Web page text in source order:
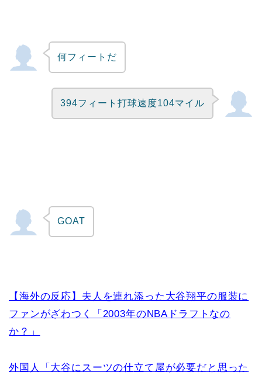
何フィートだ
394フィート打球速度104マイル
GOAT
【海外の反応】夫人を連れ添った大谷翔平の服装に
ファンがざわつく「2003年のNBAドラフトなの
か？」
外国人「大谷にスーツの仕立て屋が必要だと思った